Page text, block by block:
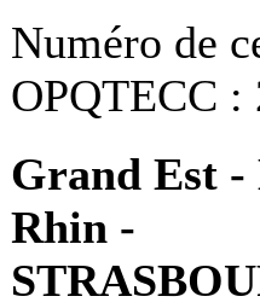
Numéro de
OPQTECC :
Grand Est -
Rhin -